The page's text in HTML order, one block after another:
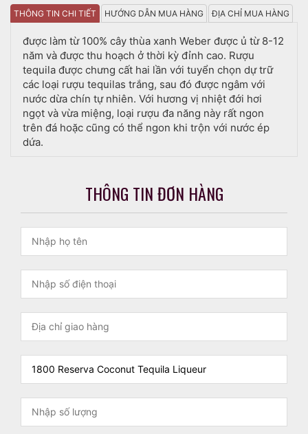
THÔNG TIN CHI TIẾT HƯỚNG DẪN MUA HÀNG ĐỊA CHỈ MUA HÀNG
được làm từ 100% cây thùa xanh Weber được ủ từ 8-12
năm và được thu hoạch ở thời kỳ đỉnh cao. Rượu
tequila được chưng cất hai lần với tuyển chọn dự trữ
các loại rượu tequilas trắng, sau đó được ngâm với
nước dừa chín tự nhiên. Với hương vị nhiệt đới hơi
ngọt và vừa miệng, loại rượu đa năng này rất ngon
trên đá hoặc cũng có thể ngon khi trộn với nước ép
dứa.
THÔNG TIN ĐƠN HÀNG